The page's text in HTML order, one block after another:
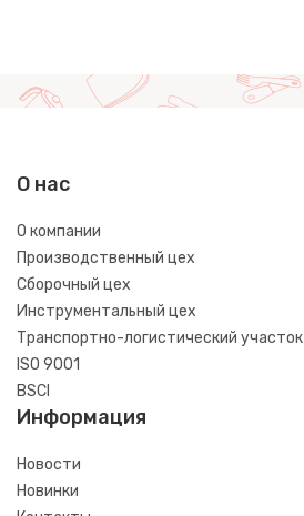
О нас
О компании
Производственный цех
Сборочный цех
Инструментальный цех
Транспортно-логистический участок
ISO 9001
BSCI
Информация
Новости
Новинки